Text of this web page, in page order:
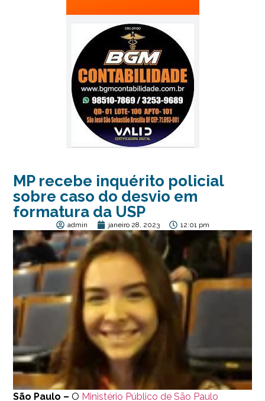
MP recebe inquérito policial
sobre caso do desvio em
formatura da USP
admin janeiro 28, 2023 12:01 pm
São Paulo – O Ministério Público de São Paulo